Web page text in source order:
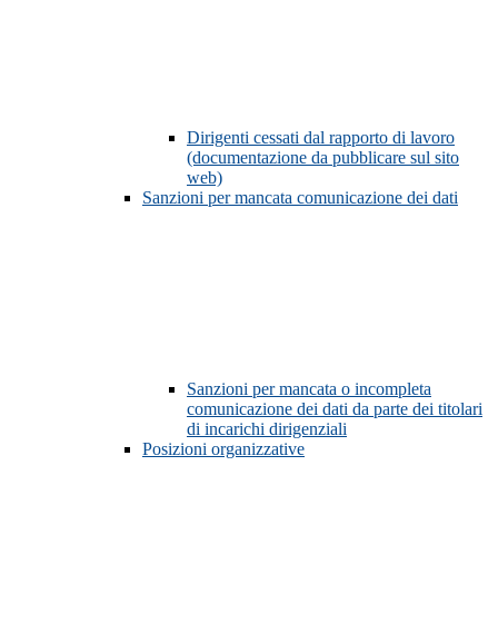
Dirigenti cessati dal rapporto di lavoro
(documentazione da pubblicare sul sito
web)
Sanzioni per mancata comunicazione dei dati
Sanzioni per mancata o incompleta
comunicazione dei dati da parte dei titolari
di incarichi dirigenziali
Posizioni organizzative